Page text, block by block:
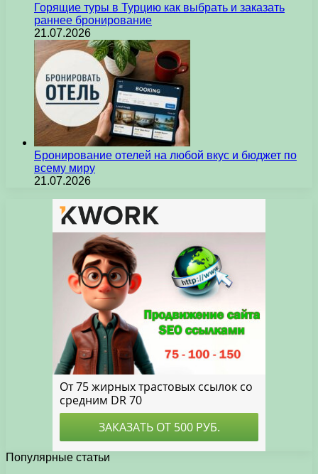
Горящие туры в Турцию как выбрать и заказать
раннее бронирование
21.07.2026
Бронирование отелей на любой вкус и бюджет по
всему миру
21.07.2026
Популярные статьи